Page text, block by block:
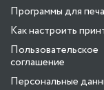
Программы для
Как настроить
Пользовательское
соглашение
Персональные